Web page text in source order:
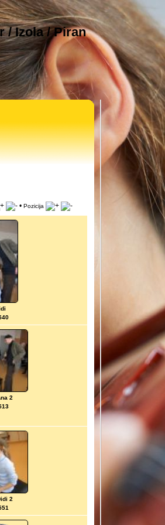
/ Izola / Piran
• Pozicija
2
2